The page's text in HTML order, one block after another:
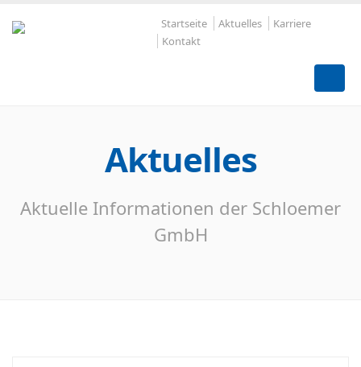
Startseite Aktuelles
Karriere
Kontakt
Aktuelles
Aktuelle Informationen der Schloemer
GmbH